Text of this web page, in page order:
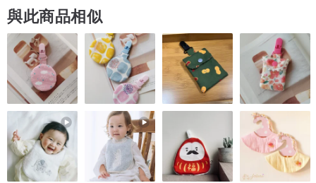
與愛手作品的你分享。❤️
與此商品相似